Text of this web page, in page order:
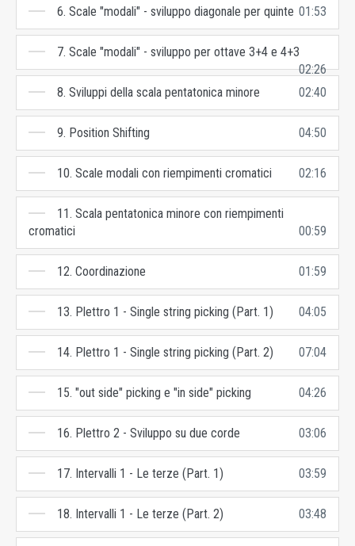
6. Scale "modali" - sviluppo diagonale per quinte 01:53
7. Scale "modali" - sviluppo per ottave 3+4 e 4+3
02:26
8. Sviluppi della scala pentatonica minore
02:40
9. Position Shifting 04:50
10. Scale modali con riempimenti cromatici 02:16
11. Scala pentatonica minore con riempimenti
cromatici
00:59
12. Coordinazione 01:59
13. Plettro 1 - Single string picking (Part. 1) 04:05
14. Plettro 1 - Single string picking (Part. 2) 07:04
15. "out side" picking e "in side" picking 04:26
16. Plettro 2 - Sviluppo su due corde 03:06
17. Intervalli 1 - Le terze (Part. 1) 03:59
18. Intervalli 1 - Le terze (Part. 2) 03:48